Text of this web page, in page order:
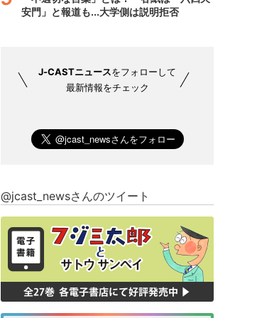
安門」と報道も...大学側は説明拒否
J-CASTニュースをフォローして
最新情報をチェック
@jcast_newsさんのツイート